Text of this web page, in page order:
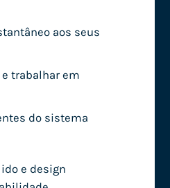
aos seus
trabalhar em
do sistema
e design